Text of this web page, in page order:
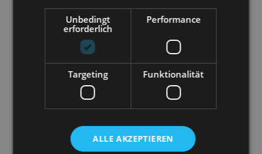
Charme und niveauvollem Schöngesang die Herzen
eroberte und keine Wünsche offen ließ.
[...] Als Barbarina konnte die über allem in einem
Schwebe-Rahmen schwebende Jeannette Oswald
überzeugen, die echt revuemäßig sang und tanzte,
und als kesse Berliner Göre namens Trude Florentine
Schumacher mit ihrem beachtlichen
Dolores selbst spielen. […] Die Kostüme von Edith
Kollath sind teils raffiniert geschnitten, teils – typisch
Unbedingt
erforderlich
Performance
Targeting Funktionalität
ALLE AKZEPTIEREN